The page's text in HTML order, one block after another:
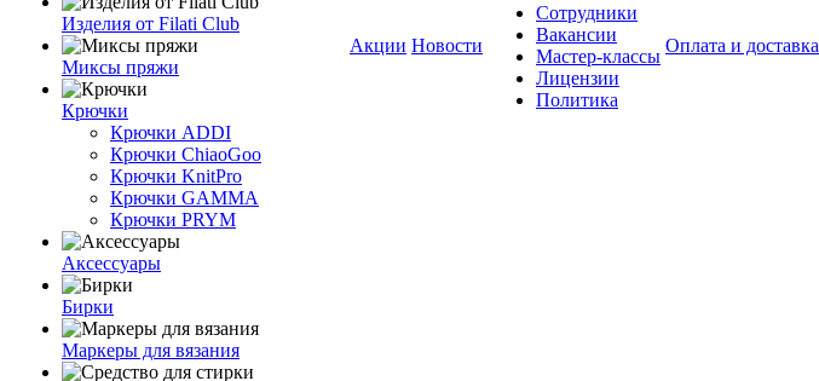
Изделия от Filati Club
Миксы пряжи
Крючки
Крючки ADDI
Крючки ChiaoGoo
Крючки KnitPro
Крючки GAMMA
Крючки PRYM
Аксессуары
Бирки
Маркеры для вязания
Акции Новости
Сотрудники
Вакансии
Мастер-классы
Лицензии
Политика
Оплата и доставка